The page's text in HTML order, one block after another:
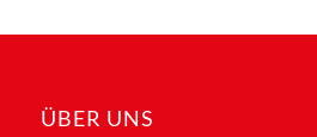
ÜBER UNS